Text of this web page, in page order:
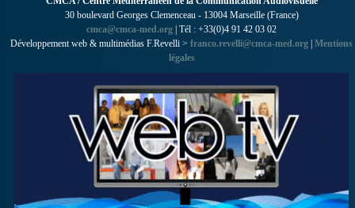
30 boulevard Georges Clemenceau - 13004 Marseille (France)
cmca@cmca-med.org | Tél : +33(0)4 91 42 03 02
Développement web & multimédias F.Revelli > franco.revelli@cmca-med.org Mentions
légales